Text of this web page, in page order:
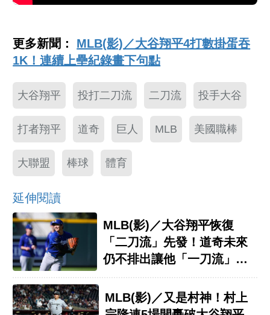
更多新聞： MLB(影)／大谷翔平4打數掛蛋吞
1K！連續上壘紀錄畫下句點
大谷翔平 投打二刀流 二刀流 投手大谷
打者翔平 道奇 巨人 MLB 美國職棒
大聯盟 棒球 體育
延伸閱讀
MLB(影)／大谷翔平恢復
「二刀流」先發！道奇未來
仍不排出讓他「一刀流」出
MLB(影)／又是村神！村上